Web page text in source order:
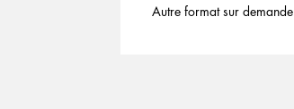
Autre format sur demande.